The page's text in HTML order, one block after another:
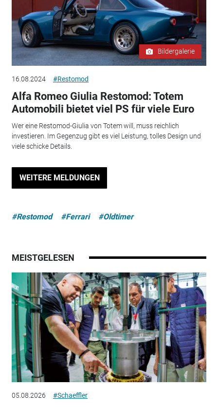
Bildergalerie
16.08.2024 #Restomod
Alfa Romeo Giulia Restomod: Totem
Automobili bietet viel PS für viele Euro
Wer eine Restomod-Giulia von Totem will, muss reichlich
investieren. Im Gegenzug gibt es viel Leistung, tolles Design und
viele schicke Details.
WEITERE MELDUNGEN
#Restomod #Ferrari #Oldtimer
MEISTGELESEN
05.08.2026 #Schaeffler